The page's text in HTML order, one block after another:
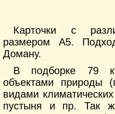
Карточки с
размером А5.
Доману.
В подборке 79
объектами природы
видами
пустыня и пр. Так